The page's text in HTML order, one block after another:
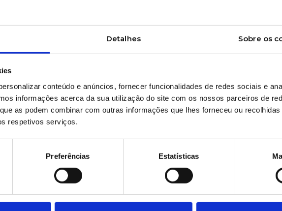
Detalhes Sobre os
conteúdo e anúncios, fornecer funcionalidades de redes sociais e
informações acerca da sua utilização do site com os nossos parceiros de
as podem combinar com outras informações que lhes forneceu ou
respetivos serviços.
Preferências Estatísticas
PRETENDE MAIS INFORMAÇÕES